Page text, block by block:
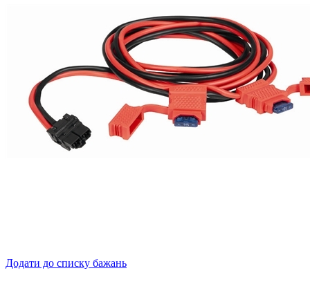
Додати до списку бажань